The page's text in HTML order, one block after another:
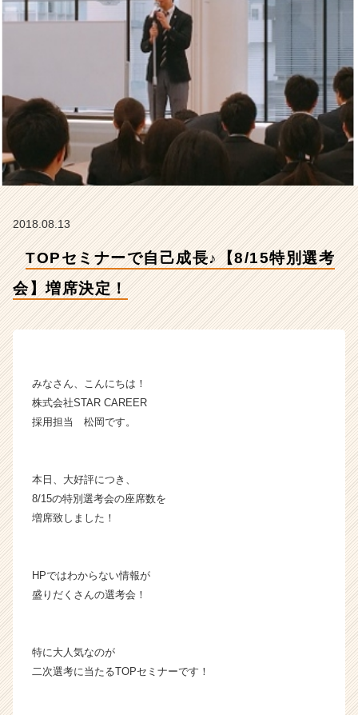
決
定！
【株
式
会
S
R
E
E
イ
ン】
ー・
業
ら
ト
2018.08.13
TOPセミナーで自己成長♪【8/15特別選考
会】増席決定！
みなさん、こんにちは！
株式会社STAR CAREER
採用担当 松岡です。
本日、大好評につき、
8/15の特別選考会の座席数を
増席致しました！
HPではわからない情報が
盛りだくさんの選考会！
特に大人気なのが
二次選考に当たるTOPセミナーです！